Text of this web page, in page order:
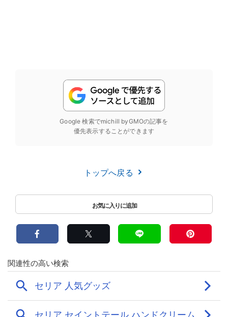
Google 検索でmichill byGMOの記事を
優先表示することができます
トップへ戻る